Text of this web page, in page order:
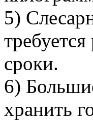
5)
сроки.
6)
хранить